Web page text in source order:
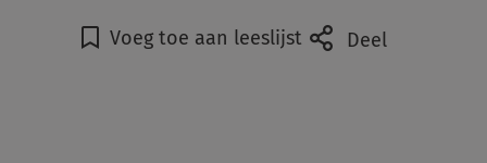
Voeg toe aan leeslijst Deel